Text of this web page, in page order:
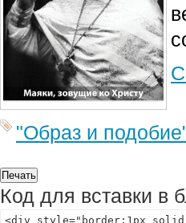
"Образ и
Код для вставки в